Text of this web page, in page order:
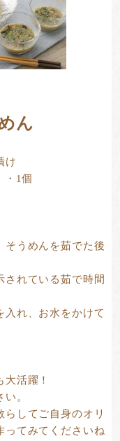
ん
け
・1個
うめんを茹でた後
されている茹で時間
れ、お水をかけて
活躍！
。
してご自身のオリ
ってみてくださいね